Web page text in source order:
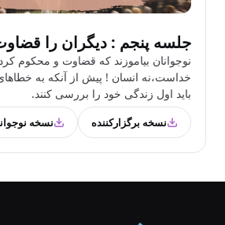
جلسه پنجم : دیگران را
نوجوانان بیاموزند که قضاوت و محکوم‌
خداست،نه انسان ! پیش از آنکه به
باید اول زندگی خود را بررسی کنند.
نسخه برگزارکننده نسخه